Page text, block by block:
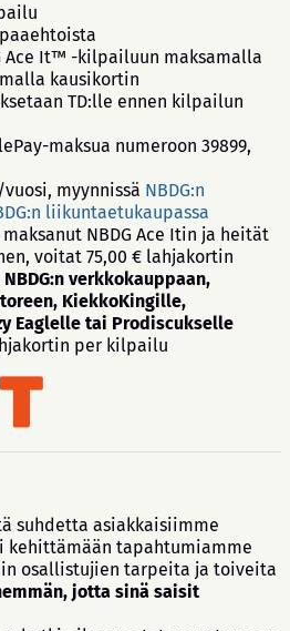
Ace It™ -kilpailuun maksamalla
kausikortin
TD:lle ennen kilpailun
maksua numeroon 39899,
myynnissä NBDG:n
liikuntaetukaupassa
NBDG Ace Itin ja heität
voitat 75,00 € lahjakortin
NBDG:n verkkokauppaan,
KiekkoKingille,
Eaglelle tai Prodiscukselle
per kilpailu
suhdetta asiakkaisiimme
kehittämään tapahtumiamme
osallistujien tarpeita ja toiveita
jotta sinä saisit